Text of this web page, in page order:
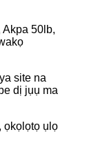
Akpa 50lb,
site na
dị jụụ ma
ọkọlọtọ ụlọ